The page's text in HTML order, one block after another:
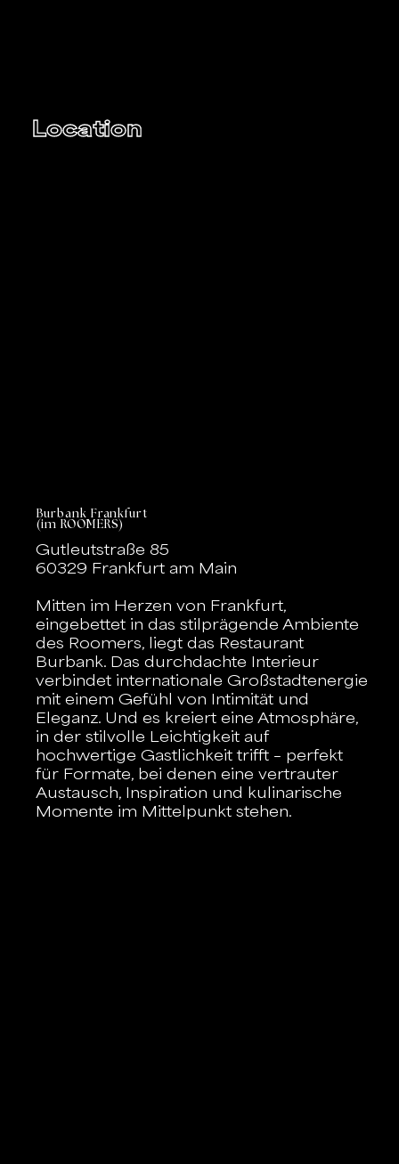
Location
Burbank Frankfurt
(im ROOMERS)
Gutleutstraße 85
60329 Frankfurt am Main
Mitten im Herzen von Frankfurt,
eingebettet in das stilprägende Ambiente
des Roomers, liegt das Restaurant
Burbank. Das durchdachte Interieur
verbindet internationale Großstadtenergie
mit einem Gefühl von Intimität und
Eleganz. Und es kreiert eine Atmosphäre,
in der stilvolle Leichtigkeit auf
hochwertige Gastlichkeit trifft – perfekt
für Formate, bei denen eine vertrauter
Austausch, Inspiration und kulinarische
Momente im Mittelpunkt stehen.